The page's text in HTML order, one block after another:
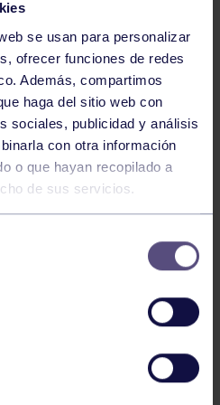
se usan para personalizar
ofrecer funciones de redes
Además, compartimos
haga del sitio web con
sociales, publicidad y análisis
con otra información
o que hayan recopilado a
de sus servicios.